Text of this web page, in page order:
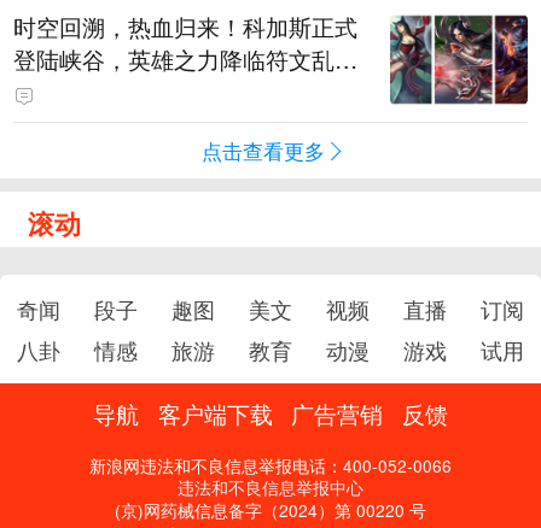
时空回溯，热血归来！科加斯正式
登陆峡谷，英雄之力降临符文乱
斗！
点击查看更多
滚动
奇闻 段子 趣图 美文 视频 直播
订阅
八卦
情感 旅游 教育 动漫 游戏 试用
导航 客户端下载 广告营销 反馈
新浪网违法和不良信息举报电话：400-052-0066
违法和不良信息举报中心
(京)网药械信息备字（2024）第 00220 号